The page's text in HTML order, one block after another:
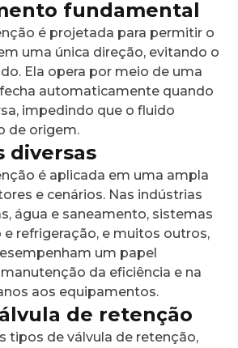
fundamental
é projetada para permitir o
uma única direção, evitando o
Ela opera por meio de uma
automaticamente quando
impedindo que o fluido
de origem.
diversas
é aplicada em uma ampla
e cenários. Nas indústrias
água e saneamento, sistemas
refrigeração, e muitos outros,
um papel
da eficiência e na
aos equipamentos.
de retenção
tipos de válvula de retenção,